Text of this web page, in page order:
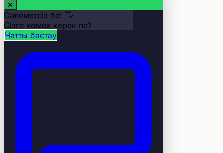
Сәлеметсіз бе! 👋
Сізге көмек керек пе?
Чатты бастау